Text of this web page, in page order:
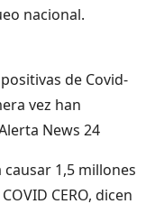
nacional.
de Covid-
vez han
News 24
1,5 millones
CERO, dicen